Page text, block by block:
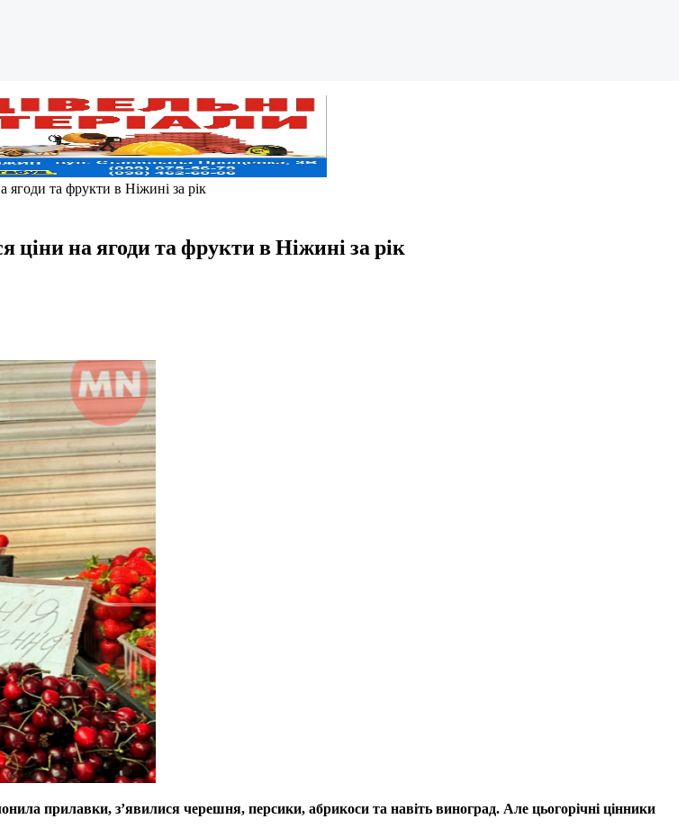
та фрукти в Ніжині за рік
на ягоди та фрукти в Ніжині за рік
прилавки, з’явилися черешня, персики, абрикоси та навіть виноград. Але цьогорічні цінники